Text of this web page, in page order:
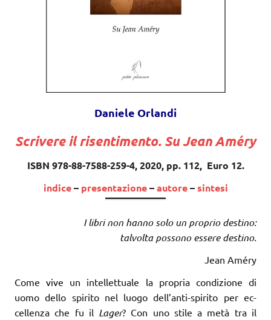
Daniele Orlandi
Scrivere il risentimento. Su Jean Améry
ISBN 978-88-7588-259-4, 2020, pp. 112, Euro 12.
indice– presentazione–autore–sintesi
I libri non hanno solo un proprio destino:
talvolta possono essere destino.
Jean Améry
Come vive un intellettuale la propria condizione di
uomo dello spirito nel luogo dell’anti-spirito per ec­
cellenza che fu il Lager? Con uno stile a metà tra il